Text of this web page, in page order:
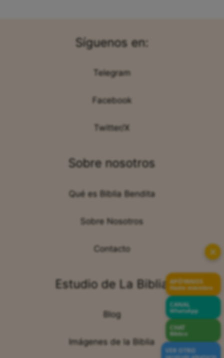
Síguenos en:
Telegram
Facebook
Twitter/X
Sobre nosotros
Qué es Biblia Bendita
Sobre Nosotros
Contacto
Estudio de La Biblia
Blog
Imágenes de la Biblia
✕
APÓYANOS
Hazte miembro
CANAL
WhatsApp
CHAT
Bíblico
VER OTRO
versículo aleatorio